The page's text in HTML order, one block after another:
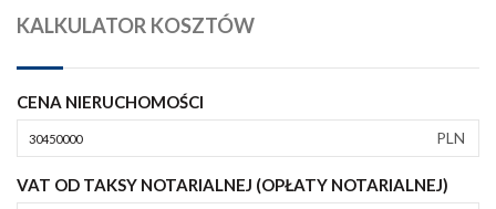
KALKULATOR KOSZTÓW
CENA NIERUCHOMOŚCI
PLN
VAT OD TAKSY NOTARIALNEJ (OPŁATY NOTARIALNEJ)